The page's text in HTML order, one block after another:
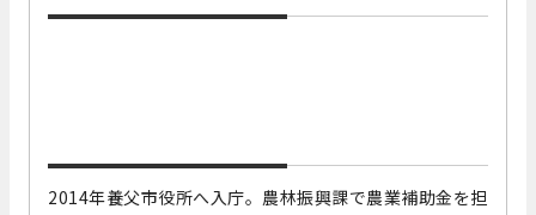
2014年養父市役所へ入庁。農林振興課で農業補助金を担